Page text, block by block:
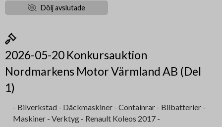
Dölj avslutade
2026-05-20 Konkursauktion
Nordmarkens Motor Värmland AB (Del
1)
- Bilverkstad - Däckmaskiner - Containrar - Bilbatterier -
Maskiner - Verktyg - Renault Koleos 2017 -